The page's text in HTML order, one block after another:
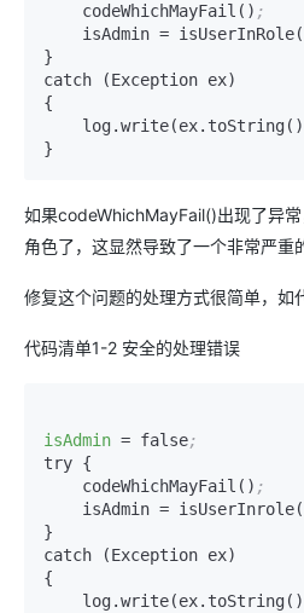
    codeWhichMayFail()
;
    isAdmin
=
}
catch (Exception ex)
{
}
如果codeWhichMayFail()出现了异
角色了，这显然导致了一个非常严重
修复这个问题的处理方式很简单，如
代码清单1-2 安全的处理错误
isAdmin = false;
try {
    codeWhichMayFail()
;
    isAdmin
= isUserInrole(
}
catch (Exception ex)
{